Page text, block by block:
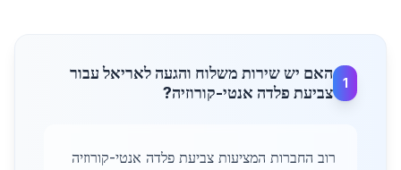
1
האם יש שירות משלוח והגעה לאריאל עבור
צביעת פלדה אנטי-קורוזיה?
רוב החברות המציעות צביעת פלדה אנטי-קורוזיה